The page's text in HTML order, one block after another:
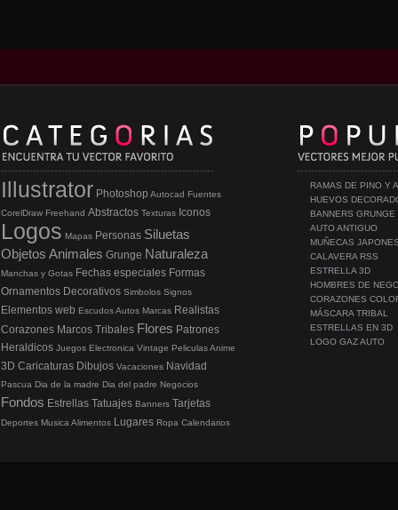
RAMAS DE PINO Y
HUEVOS
BANNERS GRUNGE
AUTO ANTIGUO
MUÑECAS
CALAVERA RSS
ESTRELLA 3D
HOMBRES DE
CORAZONES
MÁSCARA TRIBAL
ESTRELLAS EN 3D
LOGO GAZ AUTO
Illustrator Photoshop Autocad Fuentes
CorelDraw Freehand Abstractos Texturas Iconos
Logos Mapas Personas Siluetas
Objetos Animales Grunge Naturaleza
Manchas y Gotas Fechas especiales Formas
Ornamentos Decorativos Simbolos Signos
Elementos web EscudosAutos Marcas Realistas
Corazones Marcos Tribales Flores Patrones
Heraldicos Juegos Electronica Vintage PeliculasAnime
3D Caricaturas Dibujos Vacaciones Navidad
Pascua Dia de la madre Dia del padre Negocios
Fondos Estrellas Tatuajes Banners Tarjetas
Deportes Musica Alimentos Lugares Ropa Calendarios